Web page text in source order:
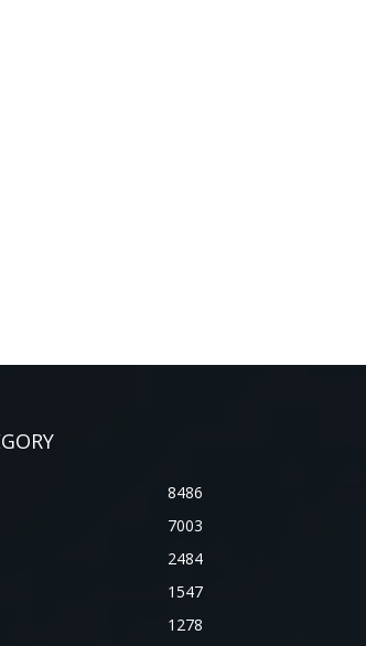
8486
7003
2484
1547
1278